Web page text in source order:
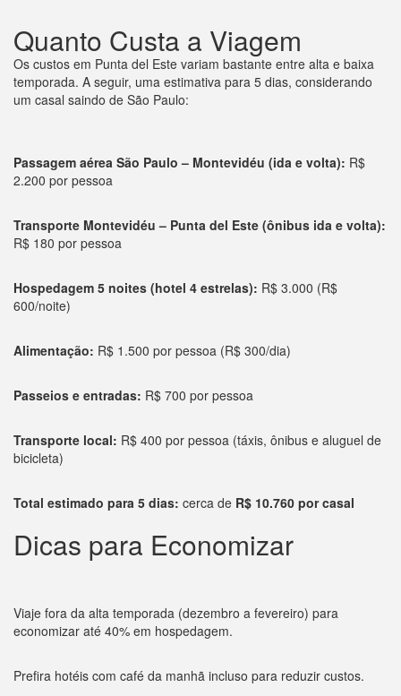
Quanto Custa a Viagem
Os custos em Punta del Este variam bastante entre alta e baixa
temporada. A seguir, uma estimativa para 5 dias, considerando
um casal saindo de São Paulo:
Passagem aérea São Paulo – Montevidéu (ida e volta): R$
2.200 por pessoa
Transporte Montevidéu – Punta del Este (ônibus ida e volta):
R$ 180 por pessoa
Hospedagem 5 noites (hotel 4 estrelas): R$ 3.000 (R$
600/noite)
Alimentação: R$ 1.500 por pessoa (R$ 300/dia)
Passeios e entradas: R$ 700 por pessoa
Transporte local: R$ 400 por pessoa (táxis, ônibus e aluguel de
bicicleta)
Total estimado para 5 dias: cerca de R$ 10.760 por casal
Dicas para Economizar
Viaje fora da alta temporada (dezembro a fevereiro) para
economizar até 40% em hospedagem.
Prefira hotéis com café da manhã incluso para reduzir custos.